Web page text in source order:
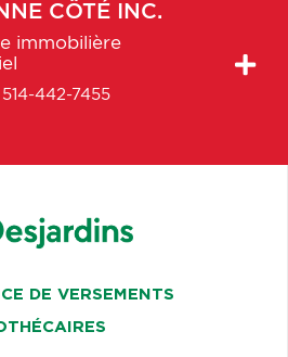
CÔTÉ INC.
immobilière
514-442-7455
DE VERSEMENTS